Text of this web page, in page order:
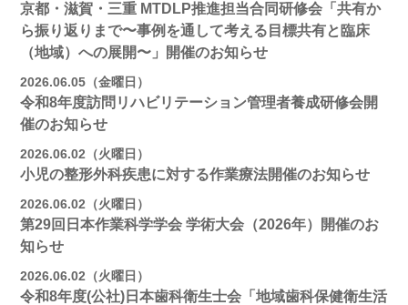
京都・滋賀・三重 MTDLP推進担当合同研修会「共有か
ら振り返りまで〜事例を通して考える目標共有と臨床
（地域）への展開〜」開催のお知らせ
2026.06.05（金曜日）
令和8年度訪問リハビリテーション管理者養成研修会開
催のお知らせ
2026.06.02（火曜日）
小児の整形外科疾患に対する作業療法開催のお知らせ
2026.06.02（火曜日）
第29回日本作業科学学会 学術大会（2026年）開催のお
知らせ
2026.06.02（火曜日）
令和8年度(公社)日本歯科衛生士会「地域歯科保健衛生活